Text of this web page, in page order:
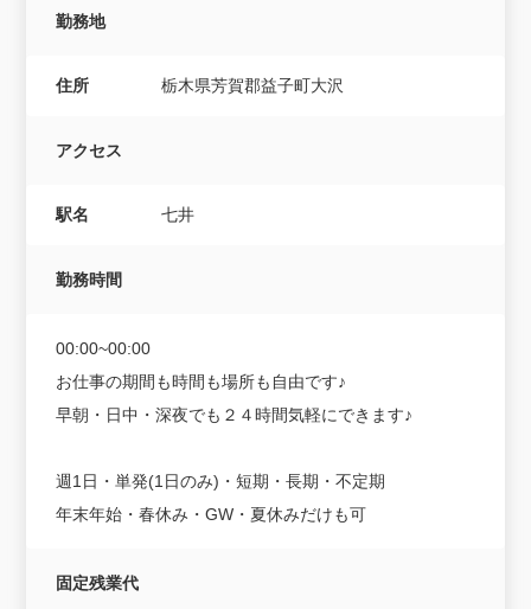
勤務地
住所 栃木県芳賀郡益子町大沢
アクセス
駅名 七井
勤務時間
00:00~00:00
お仕事の期間も時間も場所も自由です♪
早朝・日中・深夜でも２４時間気軽にできます♪
週1日・単発(1日のみ)・短期・長期・不定期
年末年始・春休み・GW・夏休みだけも可
固定残業代